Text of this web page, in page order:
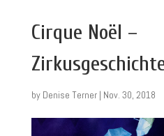
Cirque Noël –
by Denise Terner| Nov. 30, 2018